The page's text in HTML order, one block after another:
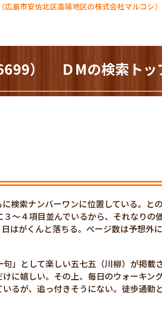
（広島市安佐北区高陽地区の株式会社マルコシ）
） ＤМの検索トッ
検索ナンバーワンに位置している。と
～４項目並んでいるから、それなりの
はがくんと落ちる。ページ数は予想外
」として楽しい五七五（川柳）が掲載
に嬉しい。その上、毎日のウォーキン
るが、追っ付きそうにない。徒歩通勤